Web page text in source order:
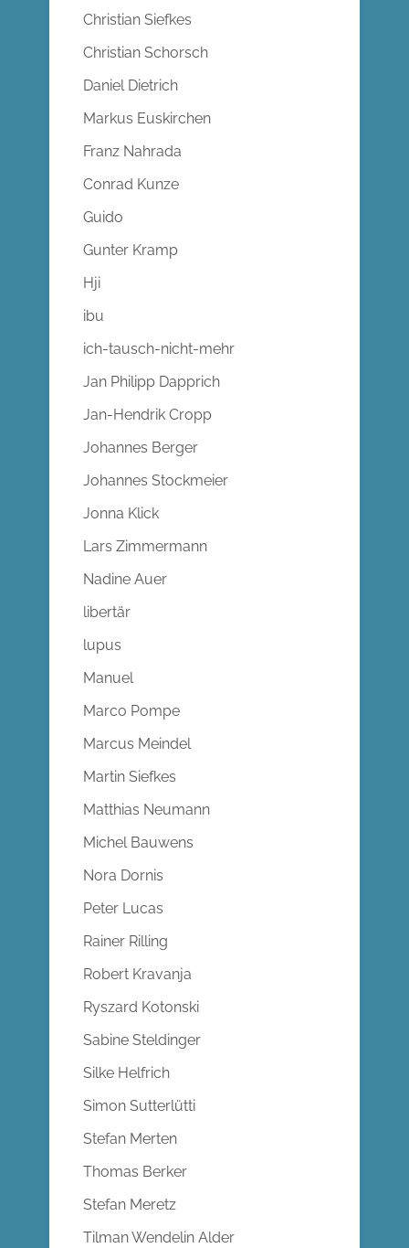
Christian Siefkes
Christian Schorsch
Daniel Dietrich
Markus Euskirchen
Franz Nahrada
Conrad Kunze
Guido
Gunter Kramp
Hji
ibu
ich-tausch-nicht-mehr
Jan Philipp Dapprich
Jan-Hendrik Cropp
Johannes Berger
Johannes Stockmeier
Jonna Klick
Lars Zimmermann
Nadine Auer
libertär
lupus
Manuel
Marco Pompe
Marcus Meindel
Martin Siefkes
Matthias Neumann
Michel Bauwens
Nora Dornis
Peter Lucas
Rainer Rilling
Robert Kravanja
Ryszard Kotonski
Sabine Steldinger
Silke Helfrich
Simon Sutterlütti
Stefan Merten
Thomas Berker
Stefan Meretz
Tilman Wendelin Alder